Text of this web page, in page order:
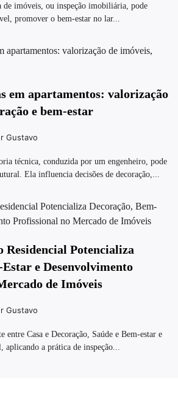
de imóveis, ou inspeção imobiliária, pode
promover o bem-estar no lar...
em apartamentos: valorização
e bem-estar
Gustavo
técnica, conduzida por um engenheiro, pode
Ela influencia decisões de decoração,...
Residencial Potencializa
e Desenvolvimento
de Imóveis
Gustavo
entre Casa e Decoração, Saúde e Bem-estar e
aplicando a prática de inspeção...